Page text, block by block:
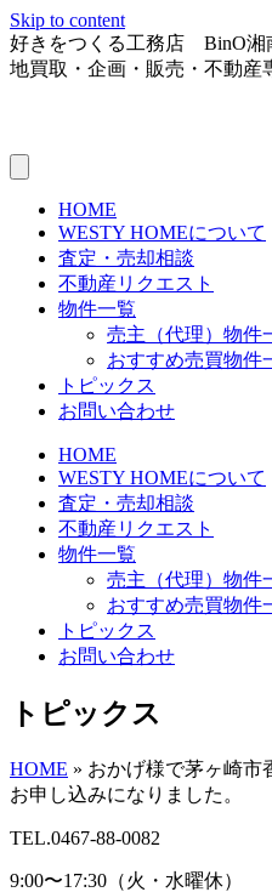
Skip to content
好きをつくる工務店 BinO
地買取・企画・販売・不動産
HOME
WESTY HOMEについて
査定・売却相談
不動産リクエスト
物件一覧
売主（代理）物件
おすすめ売買物件
トピックス
お問い合わせ
HOME
WESTY HOMEについて
査定・売却相談
不動産リクエスト
物件一覧
売主（代理）物件
おすすめ売買物件
トピックス
お問い合わせ
トピックス
HOME » おかげ様で茅ヶ崎市
お申し込みになりました。
TEL.0467-88-0082
9:00〜17:30（火・水曜休）